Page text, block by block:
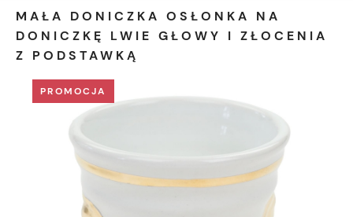
MAŁA DONICZKA OSŁONKA NA
DONICZKĘ LWIE GŁOWY I ZŁOCENIA
Z PODSTAWKĄ
PROMOCJA